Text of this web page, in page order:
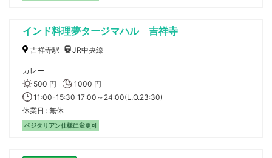
インド料理夢タージマハル 吉祥寺
吉祥寺駅 JR中央線
カレー
500 円
1000 円
11:00-15:30 17:00～24:00(L.O.23:30)
休業日
無休
ベジタリアン仕様に変更可